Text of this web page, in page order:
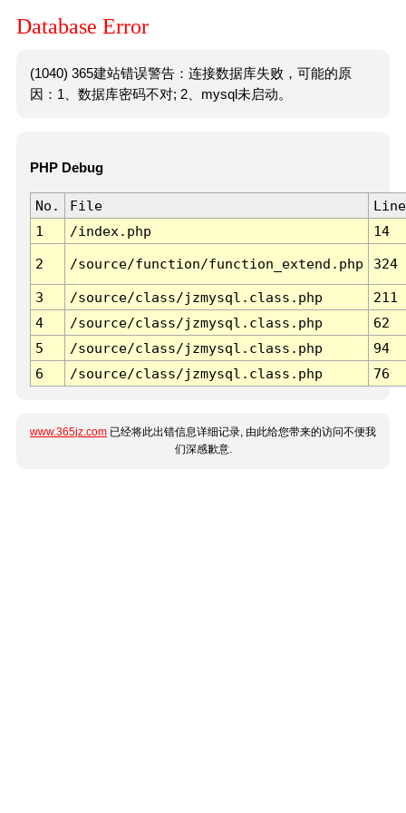
Database Error
(1040) 365建站错误警告：连接数据库失败，可能的原
因：1、数据库密码不对; 2、mysql未启动。
PHP Debug
No. File
Line
1
/index.php 14
2 /source/function/function_extend.php 324
3 /source/class/jzmysql.class.php
211
4
/source/class/jzmysql.class.php
62
5
/source/class/jzmysql.class.php
94
6
/source/class/jzmysql.class.php 76
www.365jz.com 已经将此出错信息详细记录, 由此给您带来的访问不便我
们深感歉意.